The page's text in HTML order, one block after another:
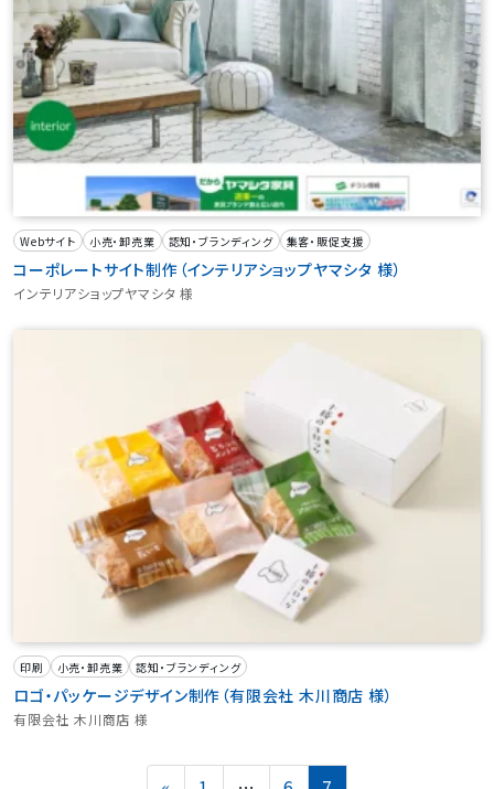
Webサイト 小売・卸売業 認知・ブランディング 集客・販促支援
コーポレートサイト制作（インテリアショップヤマシタ 様）
インテリアショップヤマシタ 様
印刷 小売・卸売業 認知・ブランディング
ロゴ・パッケージデザイン制作（有限会社 木川商店 様）
有限会社 木川商店 様
投